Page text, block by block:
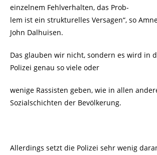
einzelnem Fehlverhalten, das Prob-
lem ist ein strukturelles Versagen“, so
John Dalhuisen.
Das glauben wir nicht, sondern es wird in
Polizei genau so viele oder
wenige Rassisten geben, wie in allen
Sozialschichten der Bevölkerung.
Allerdings setzt die Polizei sehr wenig